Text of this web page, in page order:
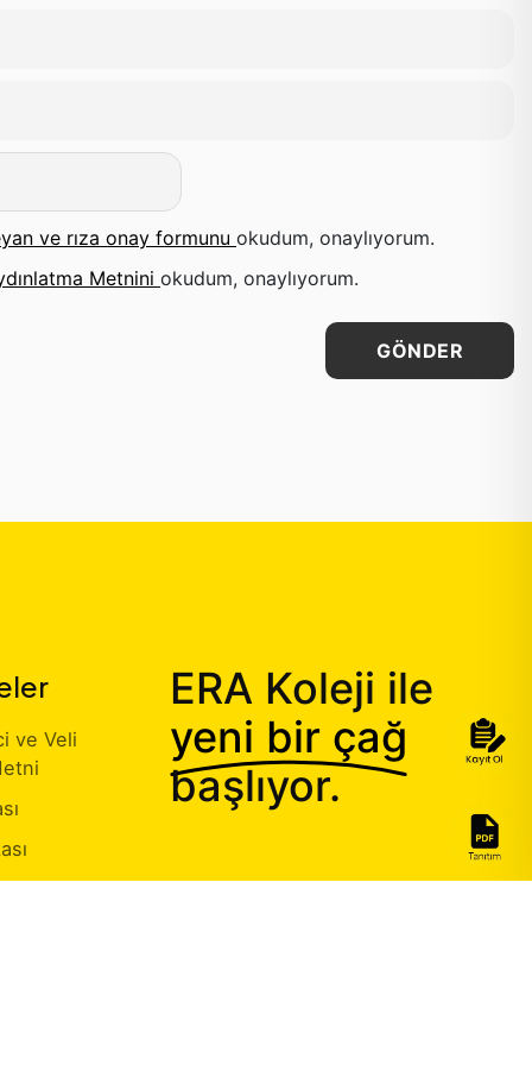
ve rıza onay formunu okudum, onaylıyorum.
Metnini okudum, onaylıyorum.
GÖNDER
ve Veli
ERA Koleji ile
yeni bir çağ
başlıyor.